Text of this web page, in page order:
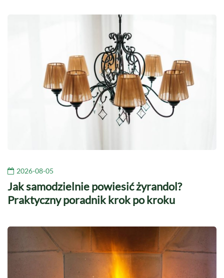
2026-08-05
Jak samodzielnie powiesić żyrandol?
Praktyczny poradnik krok po kroku